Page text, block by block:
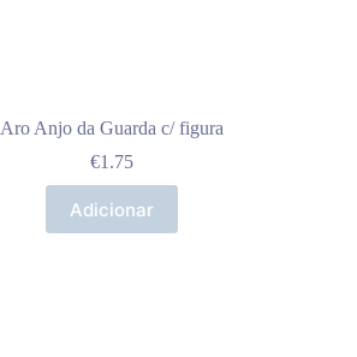
Aro Anjo da Guarda c/ figura
€1.75
Adicionar